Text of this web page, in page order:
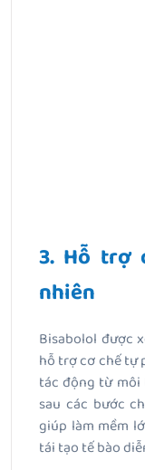
3. Hỗ trợ
nhiên
Bisabolol được
hỗ trợ cơ chế tự
tác động từ
sau các bước
giúp làm mềm
tái tạo tế bào